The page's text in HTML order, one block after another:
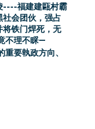
----福建建甌村霸
会团伙，强占
铁门焊死，无
不理不睬—
要執政方向、